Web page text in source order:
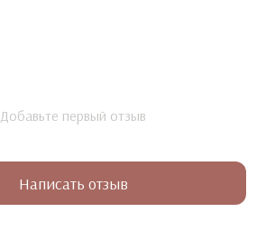
Добавьте первый отзыв
Написать отзыв